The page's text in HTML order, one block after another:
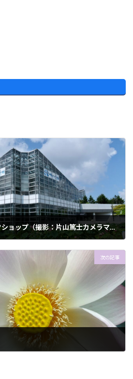
咲くやこの花館ワークショップ（撮影：片山篤士カメラマン）
次の記事